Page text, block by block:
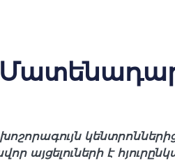
կենտրոններից
է